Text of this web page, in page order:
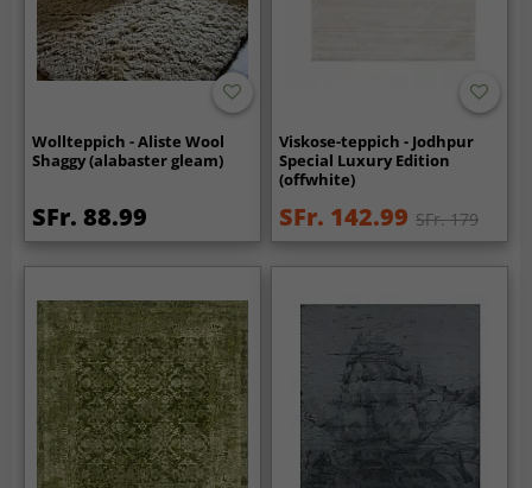
Wollteppich - Aliste Wool
Shaggy (alabaster gleam)
SFr. 88.99
Viskose-teppich - Jodhpur
Special Luxury Edition
(offwhite)
SFr. 142.99 SFr. 179